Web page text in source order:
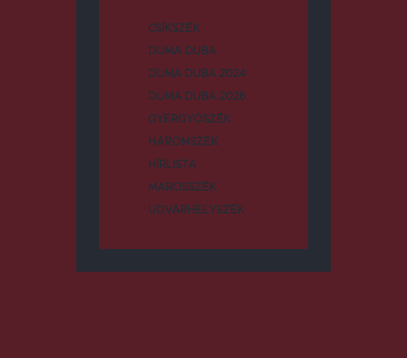
CSÍKSZÉK
DUMA DUBA
DUMA DUBA 2024
DUMA DUBA 2026
GYERGYÓSZÉK
HÁROMSZÉK
HÍRLISTA
MAROSSZÉK
UDVARHELYSZÉK